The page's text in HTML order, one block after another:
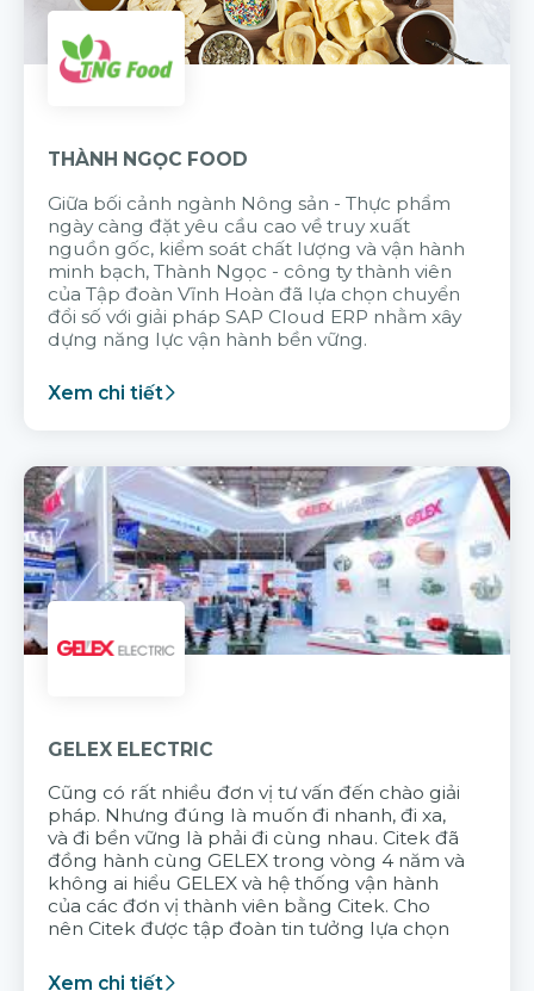
THÀNH NGỌC FOOD
Giữa bối cảnh ngành Nông sản - Thực phẩm
ngày càng đặt yêu cầu cao về truy xuất
nguồn gốc, kiểm soát chất lượng và vận hành
minh bạch, Thành Ngọc - công ty thành viên
của Tập đoàn Vĩnh Hoàn đã lựa chọn chuyển
đổi số với giải pháp SAP Cloud ERP nhằm xây
dựng năng lực vận hành bền vững.
Xem chi tiết
GELEX ELECTRIC
Cũng có rất nhiều đơn vị tư vấn đến chào giải
pháp. Nhưng đúng là muốn đi nhanh, đi xa,
và đi bền vững là phải đi cùng nhau. Citek đã
đồng hành cùng GELEX trong vòng 4 năm và
không ai hiểu GELEX và hệ thống vận hành
của các đơn vị thành viên bằng Citek. Cho
nên Citek được tập đoàn tin tưởng lựa chọn
Xem chi tiết